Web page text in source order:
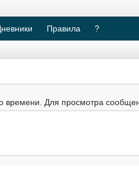
Правила ?
времени. Для просмотра